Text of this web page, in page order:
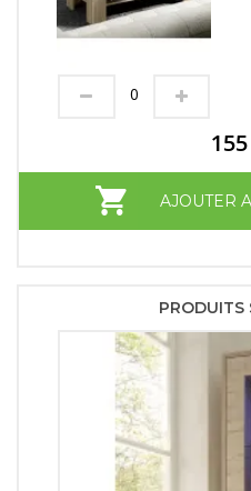
AJOUTER
PRODUITS